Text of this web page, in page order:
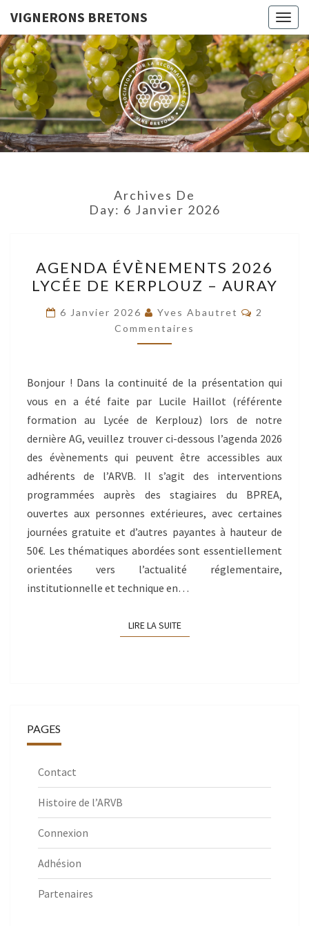
VIGNERONS BRETONS
Le Site De
L'Association
Pour La
Reconnaissance
Des Vins
Bretons
Archives De
Day: 6 Janvier 2026
ÉVÈNEMENTS
2026
LYCÉE
DE
KERPLOUZ
AURAY
AGENDA ÉVÈNEMENTS 2026
LYCÉE DE KERPLOUZ – AURAY
6 Janvier 2026 Yves Abautret
2
Commentaires
Bonjour ! Dans la continuité de la présentation qui
vous en a été faite par Lucile Haillot (référente
formation au Lycée de Kerplouz) lors de notre
dernière AG, veuillez trouver ci-dessous l’agenda 2026
des évènements qui peuvent être accessibles aux
adhérents de l’ARVB. Il s’agit des interventions
programmées auprès des stagiaires du BPREA,
ouvertes aux personnes extérieures, avec certaines
journées gratuite et d’autres payantes à hauteur de
50€. Les thématiques abordées sont essentiellement
orientées vers l’actualité réglementaire,
institutionnelle et technique en…
LIRE LA SUITELIRE LA SUITE
PAGES
Contact
Histoire de l’ARVB
Connexion
Adhésion
Partenaires